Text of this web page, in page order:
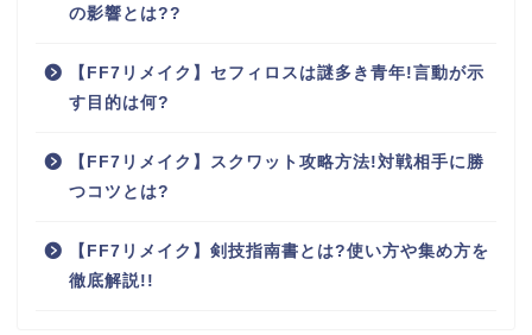
の影響とは??
【FF7リメイク】セフィロスは謎多き青年!言動が示
す目的は何?
【FF7リメイク】スクワット攻略方法!対戦相手に勝
つコツとは?
【FF7リメイク】剣技指南書とは?使い方や集め方を
徹底解説!!